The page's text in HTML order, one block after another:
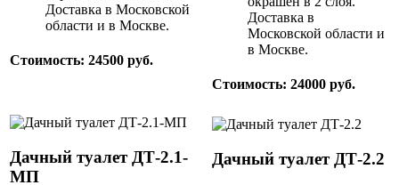
Доставка в Московской
области и в Москве.
Стоимость: 24500 руб.
Доставка в
Московской области и
в Москве.
Стоимость: 24000 руб.
Дачный туалет ДТ-2.1-
МП
Дачный туалет ДТ-2.2